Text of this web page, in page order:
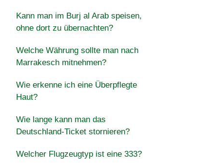
Kann man im Burj al Arab speisen,
ohne dort zu übernachten?
Welche Währung sollte man nach
Marrakesch mitnehmen?
Wie erkenne ich eine Überpflegte
Haut?
Wie lange kann man das
Deutschland-Ticket stornieren?
Welcher Flugzeugtyp ist eine 333?